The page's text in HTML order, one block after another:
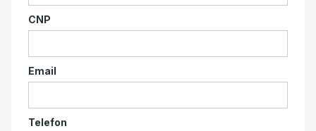
CNP
Email
Telefon